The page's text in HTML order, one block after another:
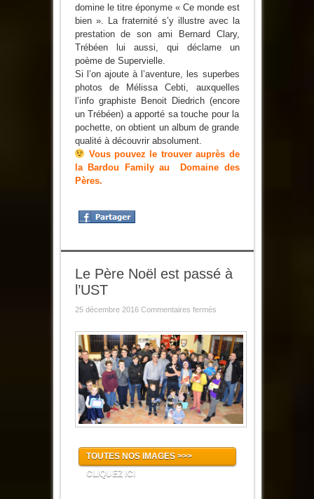
domine le titre éponyme « Ce monde est
bien ». La fraternité s’y illustre avec la
prestation de son ami Bernard Clary,
Trébéen lui aussi, qui déclame un
poème de Supervielle.
Si l’on ajoute à l’aventure, les superbes
photos de Mélissa Cebti, auxquelles
l’info graphiste Benoit Diedrich (encore
un Trébéen) a apporté sa touche pour la
pochette, on obtient un album de grande
qualité à découvrir absolument.
Vous pouvez le trouver auprès de
la Bardou Family au Domaine des
Pères.
Le Père Noël est passé à
l’UST
25 décembre 2016 Commentaires ferméssur
Noël
est
passé
à
l’UST
TOUTES NOS IMAGES >>>
CLIQUEZ ICI